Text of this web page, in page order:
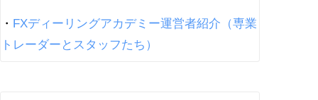
・ FXディーリングアカデミー運営者紹介（専業
トレーダーとスタッフたち）